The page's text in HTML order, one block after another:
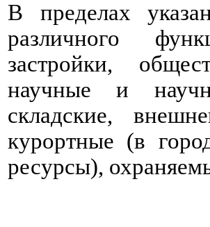
В пределах
различного
застройки,
научные и
складские,
курортные (в
ресурсы),